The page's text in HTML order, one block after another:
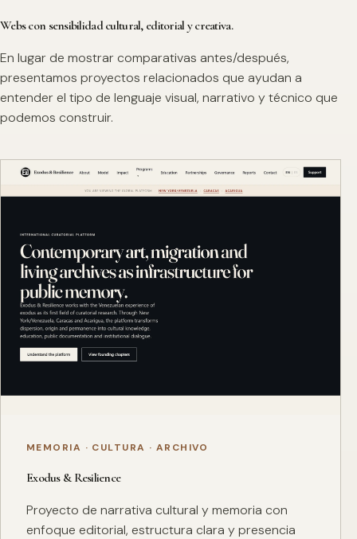
Webs con sensibilidad cultural, editorial y creativa.
En lugar de mostrar comparativas antes/después,
presentamos proyectos relacionados que ayudan a
entender el tipo de lenguaje visual, narrativo y técnico que
podemos construir.
MEMORIA · CULTURA · ARCHIVO
Exodus & Resilience
Proyecto de narrativa cultural y memoria con
enfoque editorial, estructura clara y presencia